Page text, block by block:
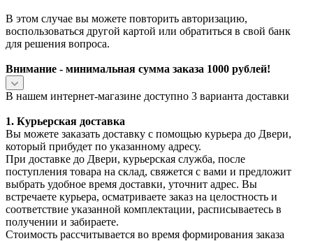
В этом случае вы можете повторить авторизацию,
воспользоваться другой картой или обратиться в свой банк
для решения вопроса.
Внимание - минимальная сумма заказа 1000 рублей!
В нашем интернет-магазине доступно 3 варианта доставки
1. Курьерская доставка
Вы можете заказать доставку с помощью курьера до Двери,
который прибудет по указанному адресу.
При доставке до Двери, курьерская служба, после
поступления товара на склад, свяжется с вами и предложит
выбрать удобное время доставки, уточнит адрес. Вы
встречаете курьера, осматриваете заказ на целостность и
соответствие указанной комплектации, расписываетесь в
получении и забираете.
Стоимость рассчитывается во время формирования заказа